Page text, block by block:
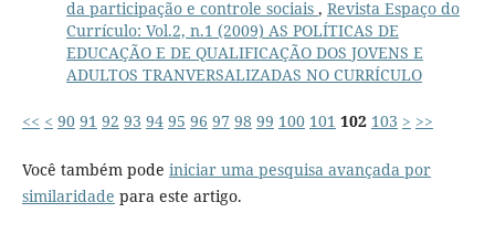
da participação e controle sociais , Revista Espaço do
Currículo: Vol.2, n.1 (2009) AS POLÍTICAS DE
EDUCAÇÃO E DE QUALIFICAÇÃO DOS JOVENS E
ADULTOS TRANVERSALIZADAS NO CURRÍCULO
<< < 90 91 92 93 94 95 96 97 98 99 100 101 102 103 > >>
Você também pode iniciar uma pesquisa avançada por
similaridade para este artigo.